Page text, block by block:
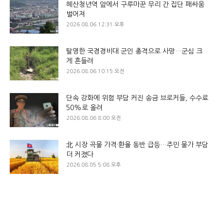
혜산청년역 앞에서 구루마꾼 무리 간 집단 패싸움
벌어져
2026.08.06 12:31 오후
탈영한 국경경비대 군인 총격으로 사망…군심 크
게 흔들려
2026.08.06 10:15 오전
단속 강화에 위험 부담 커진 송금 브로커들, 수수료
50%로 올려
2026.08.06 8:00 오전
北 시장 곡물 가격·환율 동반 급등…주민 물가 부담
더 커졌다
2026.08.05 5:08 오후